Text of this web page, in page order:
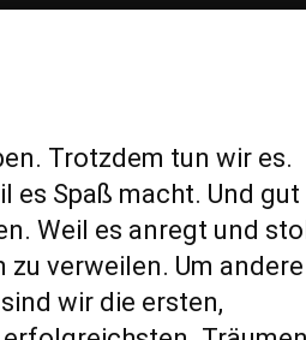
Trotzdem tun wir es.
es Spaß macht. Und gut
Weil es anregt und
verweilen. Um
wir die ersten,